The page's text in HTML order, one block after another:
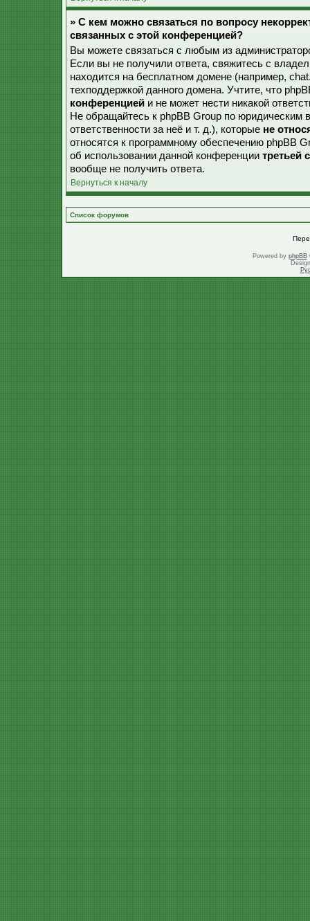
» С кем можно связаться по вопросу
связанных с этой конференцией?
Вы можете связаться с любым из
Если вы не получили ответа, свяжитесь с
находится на бесплатном домене (например,
техподдержкой данного домена. Учтите, что
конференцией и не может нести никакой
Не обращайтесь к phpBB Group по юридическим
ответственности за неё и т. д.), которые не
относятся к программному обеспечению phpBB
об использовании данной конференции третьей
вообще не получить ответа.
Вернуться к началу
Список форумов
Powered by phpBB